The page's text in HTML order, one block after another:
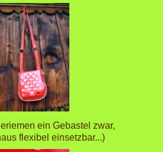
ein Gebastel zwar,
flexibel einsetzbar...)